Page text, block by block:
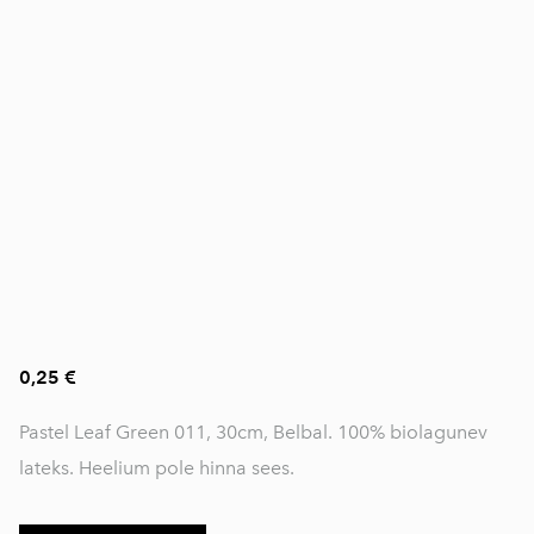
0,25 €
Pastel Leaf Green 011, 30cm, Belbal. 100% biolagunev
lateks. Heelium pole hinna sees.